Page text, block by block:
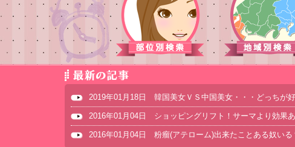
2019年01月18日 韓国美女ＶＳ中国美女・・・どっちが
2016年01月04日 ショッピングリフト！サーマより効果
2016年01月04日 粉瘤(アテローム)出来たことある奴いる